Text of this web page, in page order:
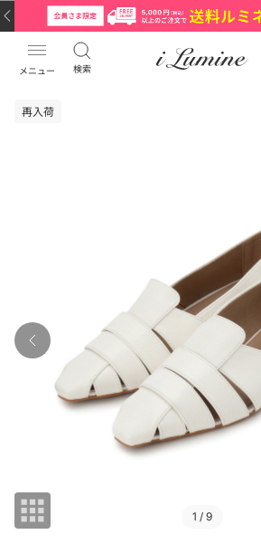
メニュー 検索
再入荷
1 / 9